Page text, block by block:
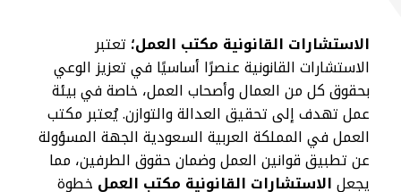
الاستشارات القانونية مكتب العمل؛ تعتبر
الاستشارات القانونية عنصرًا أساسيًا في تعزيز الوعي
بحقوق كل من العمال وأصحاب العمل، خاصة في بيئة
عمل تهدف إلى تحقيق العدالة والتوازن. يُعتبر مكتب
العمل في المملكة العربية السعودية الجهة المسؤولة
عن تطبيق قوانين العمل وضمان حقوق الطرفين، مما
يجعلالاستشارات القانونية مكتب العمل خطوة